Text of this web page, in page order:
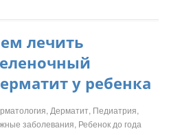
лечить
у ребенка
Дерматит, Педиатрия,
заболевания, Ребенок до года